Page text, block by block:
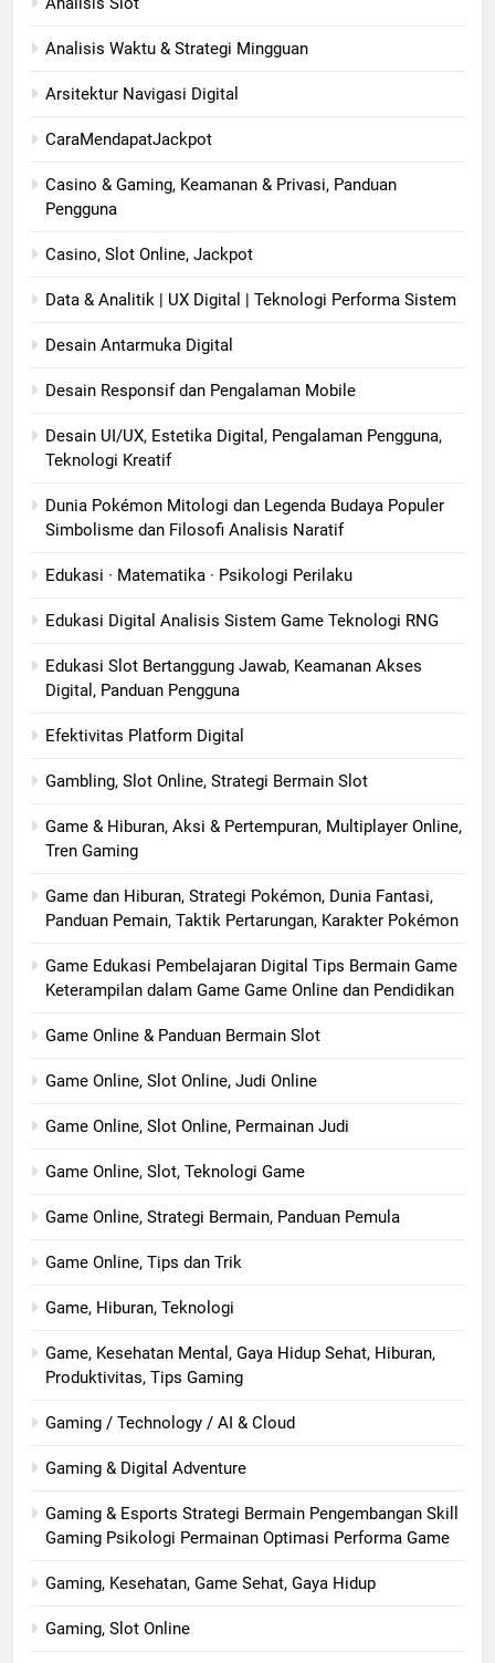
Analisis Waktu & Strategi Mingguan
Arsitektur Navigasi Digital
CaraMendapatJackpot
Casino & Gaming, Keamanan & Privasi, Panduan
Pengguna
Casino, Slot Online, Jackpot
Data & Analitik | UX Digital | Teknologi Performa Sistem
Desain Antarmuka Digital
Desain Responsif dan Pengalaman Mobile
Desain UI/UX, Estetika Digital, Pengalaman Pengguna,
Teknologi Kreatif
Dunia Pokémon Mitologi dan Legenda Budaya Populer
Simbolisme dan Filosofi Analisis Naratif
Edukasi · Matematika · Psikologi Perilaku
Edukasi Digital Analisis Sistem Game Teknologi RNG
Edukasi Slot Bertanggung Jawab, Keamanan Akses
Digital, Panduan Pengguna
Efektivitas Platform Digital
Gambling, Slot Online, Strategi Bermain Slot
Game & Hiburan, Aksi & Pertempuran, Multiplayer Online,
Tren Gaming
Game dan Hiburan, Strategi Pokémon, Dunia Fantasi,
Panduan Pemain, Taktik Pertarungan, Karakter Pokémon
Game Edukasi Pembelajaran Digital Tips Bermain Game
Keterampilan dalam Game Game Online dan Pendidikan
Game Online & Panduan Bermain Slot
Game Online, Slot Online, Judi Online
Game Online, Slot Online, Permainan Judi
Game Online, Slot, Teknologi Game
Game Online, Strategi Bermain, Panduan Pemula
Game Online, Tips dan Trik
Game, Hiburan, Teknologi
Game, Kesehatan Mental, Gaya Hidup Sehat, Hiburan,
Produktivitas, Tips Gaming
Gaming / Technology / AI & Cloud
Gaming & Digital Adventure
Gaming & Esports Strategi Bermain Pengembangan Skill
Gaming Psikologi Permainan Optimasi Performa Game
Gaming, Kesehatan, Game Sehat, Gaya Hidup
Gaming, Slot Online